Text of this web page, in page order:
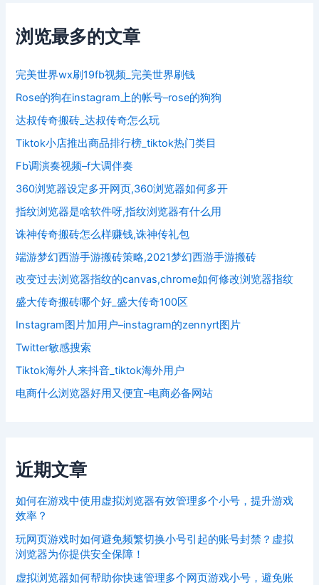
浏览最多的文章
完美世界wx刷19fb视频_完美世界刷钱
Rose的狗在instagram上的帐号–rose的狗狗
达叔传奇搬砖_达叔传奇怎么玩
Tiktok小店推出商品排行榜_tiktok热门类目
Fb调演奏视频–f大调伴奏
360浏览器设定多开网页,360浏览器如何多开
指纹浏览器是啥软件呀,指纹浏览器有什么用
诛神传奇搬砖怎么样赚钱,诛神传礼包
端游梦幻西游手游搬砖策略,2021梦幻西游手游搬砖
改变过去浏览器指纹的canvas,chrome如何修改浏览器指纹
盛大传奇搬砖哪个好_盛大传奇100区
Instagram图片加用户–instagram的zennyrt图片
Twitter敏感搜索
Tiktok海外人来抖音_tiktok海外用户
电商什么浏览器好用又便宜–电商必备网站
近期文章
如何在游戏中使用虚拟浏览器有效管理多个小号，提升游戏
效率？
玩网页游戏时如何避免频繁切换小号引起的账号封禁？虚拟
浏览器为你提供安全保障！
虚拟浏览器如何帮助你快速管理多个网页游戏小号，避免账